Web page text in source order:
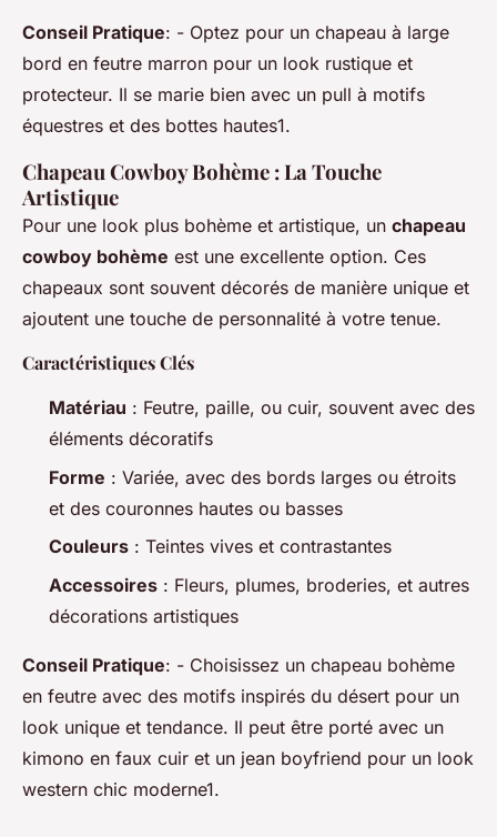
Conseil Pratique: - Optez pour un chapeau à large
bord en feutre marron pour un look rustique et
protecteur. Il se marie bien avec un pull à motifs
équestres et des bottes hautes1.
Chapeau Cowboy Bohème : La Touche
Artistique
Pour une look plus bohème et artistique, un chapeau
cowboy bohème est une excellente option. Ces
chapeaux sont souvent décorés de manière unique et
ajoutent une touche de personnalité à votre tenue.
Caractéristiques Clés
Matériau : Feutre, paille, ou cuir, souvent avec des
éléments décoratifs
Forme : Variée, avec des bords larges ou étroits
et des couronnes hautes ou basses
Couleurs : Teintes vives et contrastantes
Accessoires : Fleurs, plumes, broderies, et autres
décorations artistiques
Conseil Pratique: - Choisissez un chapeau bohème
en feutre avec des motifs inspirés du désert pour un
look unique et tendance. Il peut être porté avec un
kimono en faux cuir et un jean boyfriend pour un look
western chic moderne1.